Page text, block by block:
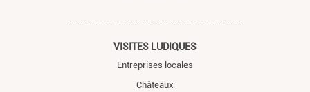
VISITES LUDIQUES
Entreprises locales
Châteaux